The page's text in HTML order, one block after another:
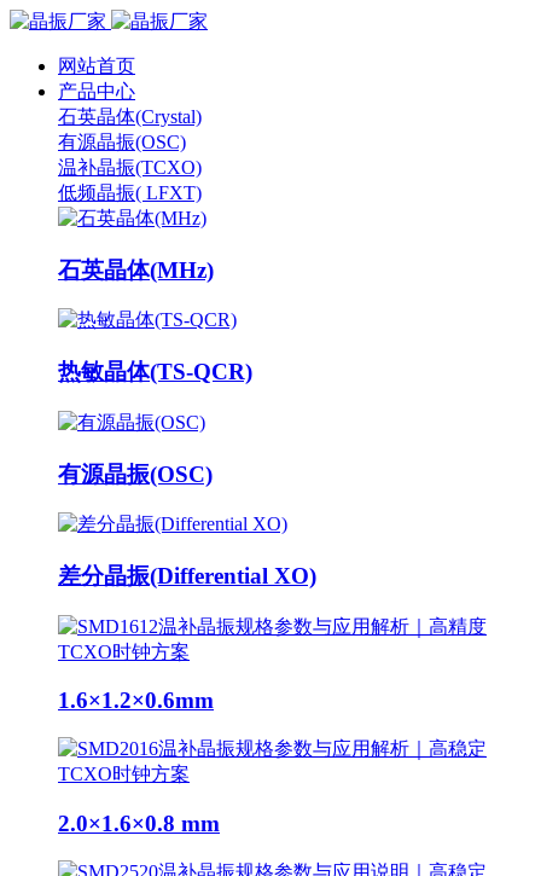
网站首页
产品中心
石英晶体(Crystal)
有源晶振(OSC)
温补晶振(TCXO)
低频晶振( LFXT)
石英晶体(MHz)
热敏晶体(TS-QCR)
有源晶振(OSC)
差分晶振(Differential XO)
1.6×1.2×0.6mm
2.0×1.6×0.8 mm